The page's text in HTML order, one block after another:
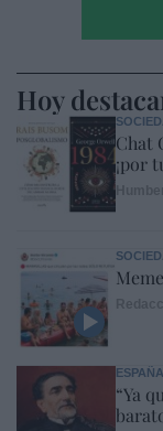
Hoy
Chat
¡por
ESPAÑA
“Ya